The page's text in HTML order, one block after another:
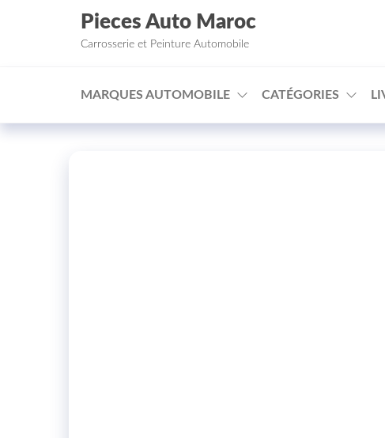
Aller au contenu
Pieces Auto Maroc
Carrosserie et Peinture Automobile
MARQUES AUTOMOBILE CATÉGORIES